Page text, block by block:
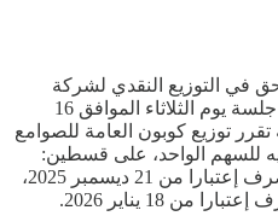
في التوزيع النقدي لشركة
العامة للصوامع والتخزين، بإغلاق جلسة يوم الثلاثاء الموافق 16
أنه تقرر توزيع كوبون العامة للصوامع
رقم (30) بواقع 4.25 جنيه للسهم الواحد، على قسطين:
القسط الأول بقيمة 2.25 جنيه: يصرف إعتبارا من 21 ديسمبر 2025،